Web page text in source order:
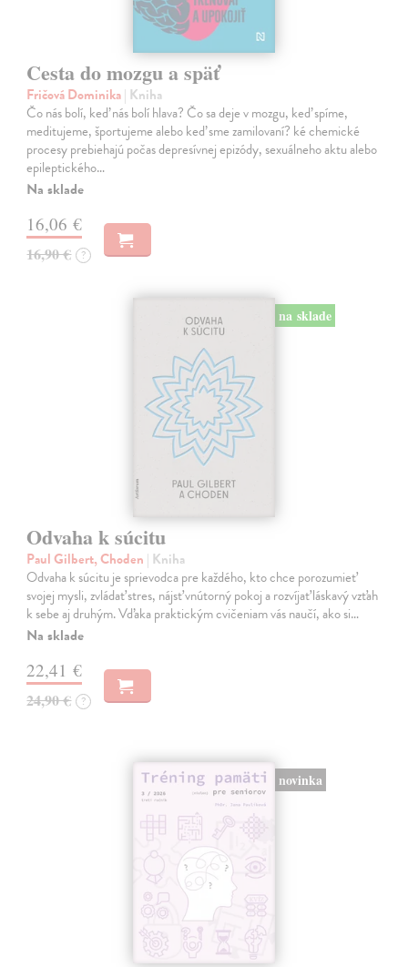
Cesta do mozgu a späť
Fričová Dominika| Kniha
Čo nás bolí, keď nás bolí hlava? Čo sa deje v mozgu, keď spíme,
meditujeme, športujeme alebo keď sme zamilovaní? ké chemické
procesy prebiehajú počas depresívnej epizódy, sexuálneho aktu alebo
epileptického…
Na sklade
16,06 €
16,90 € ?
na sklade
Odvaha k súcitu
Paul Gilbert, Choden | Kniha
Odvaha k súcitu je sprievodca pre každého, kto chce porozumieť
svojej mysli, zvládať stres, nájsť vnútorný pokoj a rozvíjať láskavý vzťah
k sebe aj druhým. Vďaka praktickým cvičeniam vás naučí, ako si…
Na sklade
22,41 €
24,90 € ?
novinka